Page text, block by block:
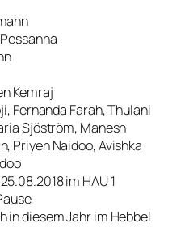
Kemraj
Fernanda Farah, Thulani
Sjöström, Manesh
Priyen Naidoo, Avishka
im HAU 1
in diesem Jahr im Hebbel